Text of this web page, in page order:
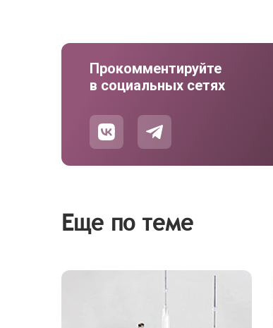
Прокомментируйте
в социальных сетях
Еще по теме